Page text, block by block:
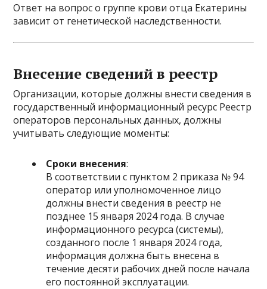
Ответ на вопрос о группе крови отца Екатерины
зависит от генетической наследственности.
Внесение сведений в реестр
Организации, которые должны внести сведения в
государственный информационный ресурс Реестр
операторов персональных данных, должны
учитывать следующие моменты:
Сроки внесения:
В соответствии с пунктом 2 приказа № 94
оператор или уполномоченное лицо
должны внести сведения в реестр не
позднее 15 января 2024 года. В случае
информационного ресурса (системы),
созданного после 1 января 2024 года,
информация должна быть внесена в
течение десяти рабочих дней после начала
его постоянной эксплуатации.